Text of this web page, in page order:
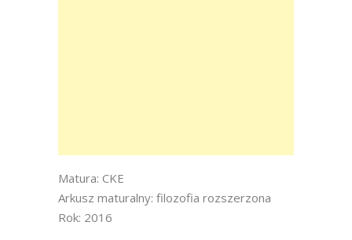
Matura: CKE
Arkusz maturalny: filozofia rozszerzona
Rok: 2016